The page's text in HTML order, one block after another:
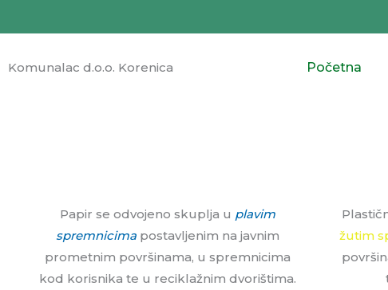
to
Komunalac d.o.o. Korenica Početna
Papir se odvojeno skuplja u plavim
spremnicima postavljenim na javnim
prometnim površinama, u spremnicima
kod korisnika te u reciklažnim dvorištima.
žutim